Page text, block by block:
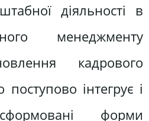
діяльності в
менеджменту
кадрового
інтегрує і
форми